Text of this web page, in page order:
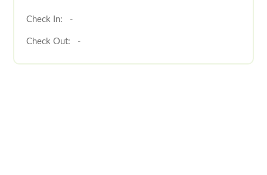
Check In: -
Check Out: -